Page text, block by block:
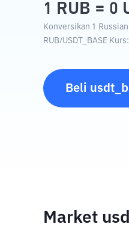
1 RUB = 0
Konversikan 1
RUB/USDT_BASE Kurs
Beli
Market